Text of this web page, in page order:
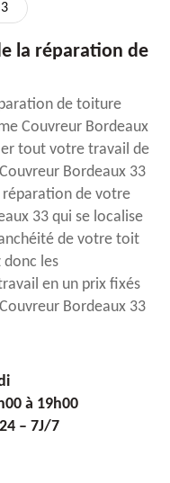
la réparation de
de toiture
Couvreur Bordeaux
tout votre travail de
Bordeaux 33
réparation de votre
33 qui se localise
de votre toit
donc les
en un prix fixés
Bordeaux 33
à 19h00
– 7J/7